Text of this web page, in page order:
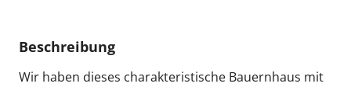
Beschreibung
Wir haben dieses charakteristische Bauernhaus mit